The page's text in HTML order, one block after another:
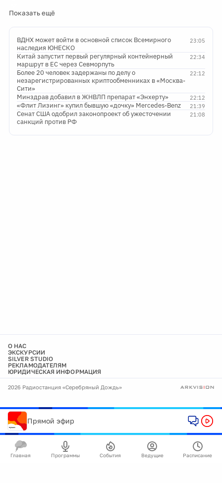
Показать ещё
23:05
ВДНХ может войти в основной список Всемирного
наследия ЮНЕСКО
22:34
Китай запустит первый регулярный контейнерный
маршрут в ЕС через Севморпуть
22:12
Более 20 человек задержаны по делу о
незарегистрированных криптообменниках в «Москва-
Сити»
22:12
Минздрав добавил в ЖНВЛП препарат «Энхерту»
21:39
«Флит Лизинг» купил бывшую «дочку» Mercedes-Benz
21:08
Сенат США одобрил законопроект об ужесточении
санкций против РФ
О НАС
ЭКСКУРСИИ
SILVER STUDIO
РЕКЛАМОДАТЕЛЯМ
ЮРИДИЧЕСКАЯ ИНФОРМАЦИЯ
2026 Радиостанция «Серебряный Дождь»
Прямой эфир
Главная Программы События Ведущие Расписание